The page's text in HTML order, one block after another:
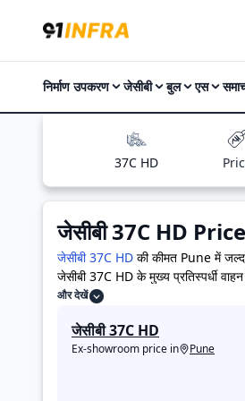
निर्माण उपकरण जेसीबी बुल एस
37C HD
जेसीबी 37C HD
जेसीबी 37C HD की कीमत Pune में जल्द
जेसीबी 37C HD के मुख्य प्रतिस्पर्धी
Lakh , बुल सीएच76 चैलेंजर
Pune में कीमत
और देखें
जेसीबी 37C HD
Ex-showroom price in Pune